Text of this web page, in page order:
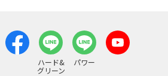
ハード&
グリーン
パワー